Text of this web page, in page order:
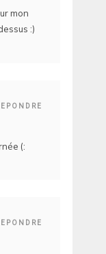
mon
:)
(: